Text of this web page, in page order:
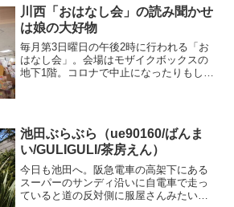
川西「おはなし会」の読み聞かせ
は娘の大好物
毎月第3日曜日の午後2時に行われる「お
はなし会」。会場はモザイクボックスの
地下1階。コロナで中止になったりもした
な？と一瞬焦ったけ...
池田ぶらぶら（ue90160/ばんま
い/GULIGULI/茶房えん）
今日も池田へ。阪急電車の高架下にある
スーパーのサンディ沿いに自電車で走っ
ていると道の反対側に服屋さんみたいな